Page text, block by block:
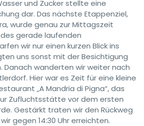
und Zucker stellte eine
dar. Das nächste Etappenziel,
wurde genau zur Mittagszeit
gerade laufenden
wir nur einen kurzen Blick ins
uns sonst mit der Besichtigung
Danach wanderten wir weiter nach
Hier war es Zeit für eine kleine
„A Mandria di Pigna“, das
Zufluchtsstätte vor dem ersten
Gestärkt traten wir den Rückweg
gegen 14:30 Uhr erreichten.